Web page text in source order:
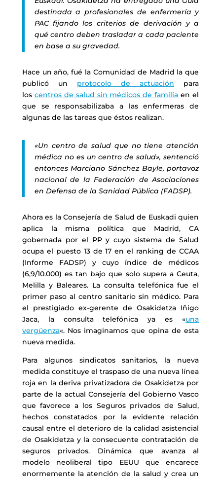
destinada a profesionales de enfermería y
PAC fijando los criterios de derivación y a
qué centro deben trasladar a cada paciente
en base a su gravedad.
Hace un año, fué la Comunidad de Madrid la que
publicó un protocolo de actuación para
los centros de salud sin médicos de familia en el
que se responsabilizaba a las enfermeras de
algunas de las tareas que éstos realizan.
«Un centro de salud que no tiene atención
médica no es un centro de salud», sentenció
entonces Marciano Sánchez Bayle, portavoz
nacional de la Federación de Asociaciones
en Defensa de la Sanidad Pública (FADSP).
Ahora es la Consejería de Salud de Euskadi quien
aplica la misma política que Madrid, CA
gobernada por el PP y cuyo sistema de Salud
ocupa el puesto 13 de 17 en el ranking de CCAA
(Informe FADSP) y cuyo índice de médicos
(6,9/10.000) es tan bajo que solo supera a Ceuta,
Melilla y Baleares. La consulta telefónica fue el
primer paso al centro sanitario sin médico. Para
el prestigiado ex-gerente de Osakidetza Iñigo
Jaca, la consulta telefónica ya es «una
vergüenza«. Nos imaginamos que opina de esta
nueva medida.
Para algunos sindicatos sanitarios, la nueva
medida constituye el traspaso de una nueva línea
roja en la deriva privatizadora de Osakidetza por
parte de la actual Consejería del Gobierno Vasco
que favorece a los Seguros privados de Salud,
hechos constatados por la evidente relación
causal entre el deterioro de la calidad asistencial
de Osakidetza y la consecuente contratación de
seguros privados. Dinámica que avanza al
modelo neoliberal tipo EEUU que encarece
enormemente la atención de la salud y crea un